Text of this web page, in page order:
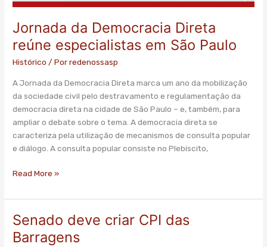
Jornada da Democracia Direta
reúne especialistas em São Paulo
Histórico / Porredenossasp
A Jornada da Democracia Direta marca um ano da mobilização
da sociedade civil pelo destravamento e regulamentação da
democracia direta na cidade de São Paulo – e, também, para
ampliar o debate sobre o tema. A democracia direta se
caracteriza pela utilização de mecanismos de consulta popular
e diálogo. A consulta popular consiste no Plebiscito,
Read More »
Senado deve criar CPI das
Barragens
Senado
deve
criar